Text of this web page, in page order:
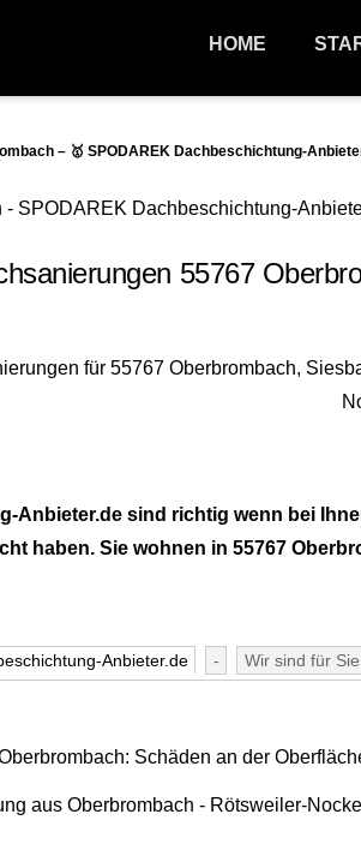
HOME
– 🥇 SPODAREK Dachbeschichtung-
55767
Anbieter.de sind richtig wenn bei
haben. Sie wohnen in 55767
Anbieter.de - Wir sind für